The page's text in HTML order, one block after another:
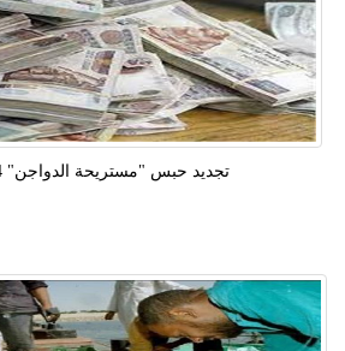
تجديد حبس "مستريحة الدواجن" 4 أيام بتهمة